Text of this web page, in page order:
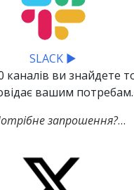
SLACK ▶
каналів ви знайдете
вашим потребам.
запрошення?